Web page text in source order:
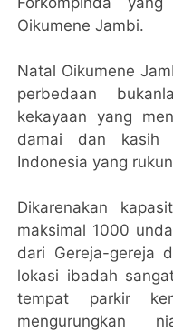
Oikumene Jambi.
Natal Oikumene
perbedaan
kekayaan yang
damai dan kasih
Indonesia yang
Dikarenakan
maksimal 1000
dari Gereja-gereja
lokasi ibadah
tempat parkir
mengurungkan